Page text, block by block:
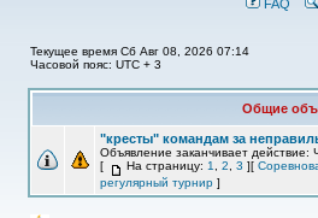
FAQ
Текущее время Сб Авг 08, 2026 07:14
Часовой пояс: UTC + 3
Общие
"кресты" командам за
Объявление заканчивает действие:
[
На страницу: 1 2 3 ][
регулярный турнир ]